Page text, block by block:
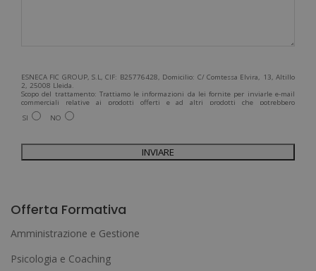
ESNECA FIC GROUP, S.L, CIF: B25776428, Domicilio: C/ Comtessa Elvira, 13, Altillo
2, 25008 Lleida.
Scopo del trattamento: Trattiamo le informazioni da lei fornite per inviarle e-mail
commerciali relative ai prodotti offerti e ad altri prodotti che potrebbero
interessarla. Legittimazione del trattamento: Consenso dell'interessato. Diritti:
Può esercitare i suoi diritti identificandosi sufficientemente e contattandoci
ricevere informazioni commerciali (per telefono e/o via e-mail):
SI NO
l
r
Offerta Formativa
Amministrazione e Gestione
Psicologia e Coaching